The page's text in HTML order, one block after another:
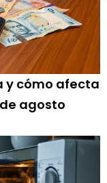
y cómo afecta
agosto